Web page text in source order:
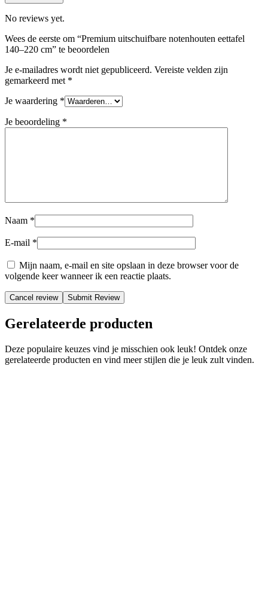
No reviews yet.
Wees de eerste om “Premium uitschuifbare notenhouten eettafel
140–220 cm” te beoordelen
Je e-mailadres wordt niet gepubliceerd. Vereiste velden zijn
gemarkeerd met *
Je waardering *
Je beoordeling *
Naam *
E-mail *
Mijn naam, e-mail en site opslaan in deze browser voor de
volgende keer wanneer ik een reactie plaats.
Cancel review
Gerelateerde producten
Deze populaire keuzes vind je misschien ook leuk! Ontdek onze
gerelateerde producten en vind meer stijlen die je leuk zult vinden.